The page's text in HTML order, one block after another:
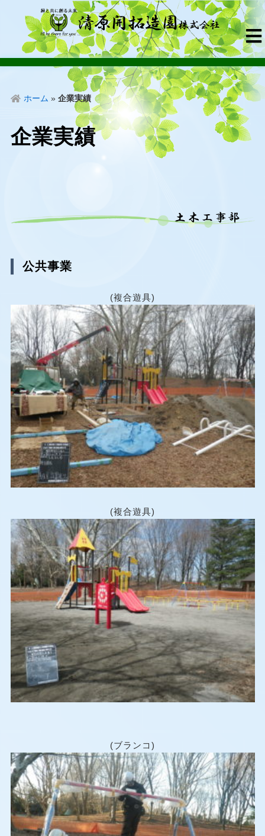
ホーム » 企業実績
企業実績
公共事業
(複合遊具)
(複合遊具)
(ブランコ)